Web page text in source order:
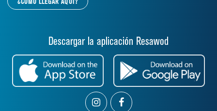
¿CÓMO LLEGAR AQUÍ?
Descargar la aplicación Resawod